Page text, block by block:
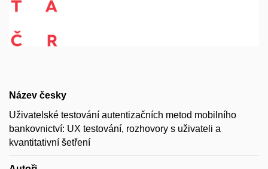
Název česky
Uživatelské testování autentizačních metod mobilního
bankovnictví: UX testování, rozhovory s uživateli a
kvantitativní šetření